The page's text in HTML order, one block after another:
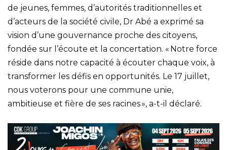
de jeunes, femmes, d’autorités traditionnelles et
d’acteurs de la société civile, Dr Abé a exprimé sa
vision d’une gouvernance proche des citoyens,
fondée sur l’écoute et la concertation. « Notre force
réside dans notre capacité à écouter chaque voix, à
transformer les défis en opportunités. Le 17 juillet,
nous voterons pour une commune unie,
ambitieuse et fière de ses racines », a-t-il déclaré.